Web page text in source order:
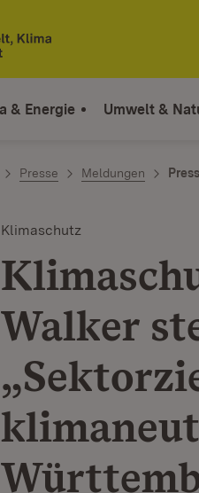
& Energie Umwelt &
Presse Meldungen
Klimaschutz
Walker